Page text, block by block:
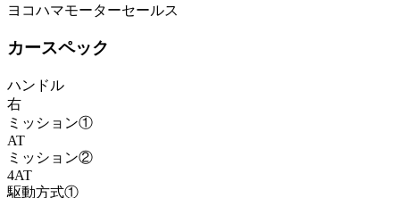
ヨコハマモーターセールス
カースペック
ハンドル
右
ミッション①
AT
ミッション②
4AT
駆動方式①